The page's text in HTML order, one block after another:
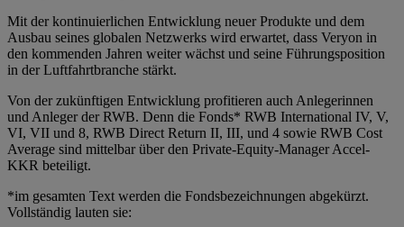
Mit der kontinuierlichen Entwicklung neuer Produkte und dem
Ausbau seines globalen Netzwerks wird erwartet, dass Veryon in
den kommenden Jahren weiter wächst und seine Führungsposition
in der Luftfahrtbranche stärkt.
Von der zukünftigen Entwicklung profitieren auch Anlegerinnen
und Anleger der RWB. Denn die Fonds* RWB International IV, V,
VI, VII und 8, RWB Direct Return II, III, und 4 sowie RWB Cost
Average sind mittelbar über den Private-Equity-Manager Accel-
KKR beteiligt.
*im gesamten Text werden die Fondsbezeichnungen abgekürzt.
Vollständig lauten sie: